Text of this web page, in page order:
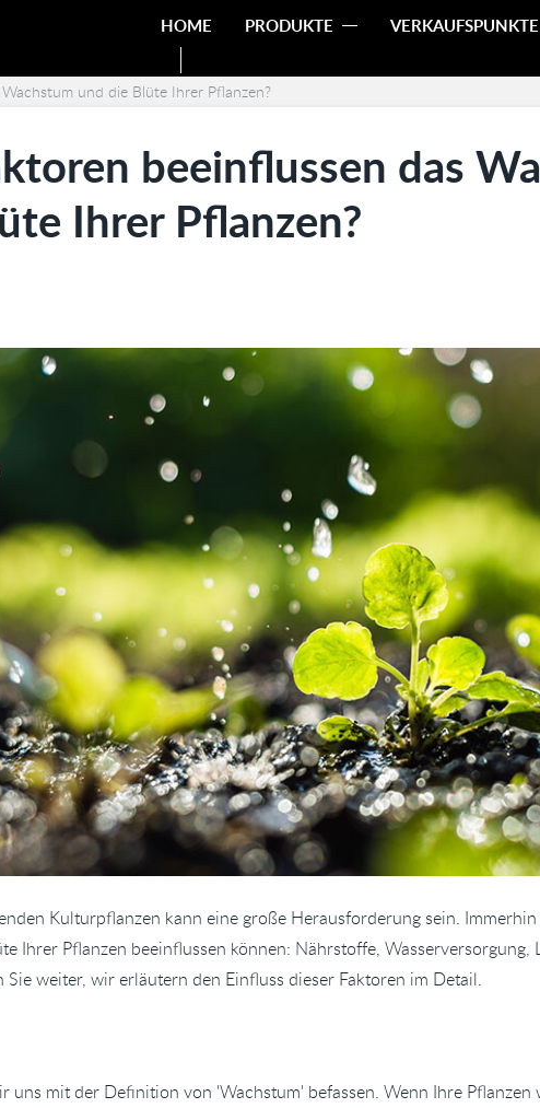
HOME PRODUKTE VERKAUFSPUNKTE
und die Blüte Ihrer Pflanzen?
beeinflussen das
Ihrer Pflanzen?
Kulturpflanzen kann eine große Herausforderung sein.
Ihrer Pflanzen beeinflussen können: Nährstoffe, Wasserversorgung,
Sie weiter, wir erläutern den Einfluss dieser Faktoren im Detail.
uns mit der Definition von 'Wachstum' befassen. Wenn Ihre Pflanzen